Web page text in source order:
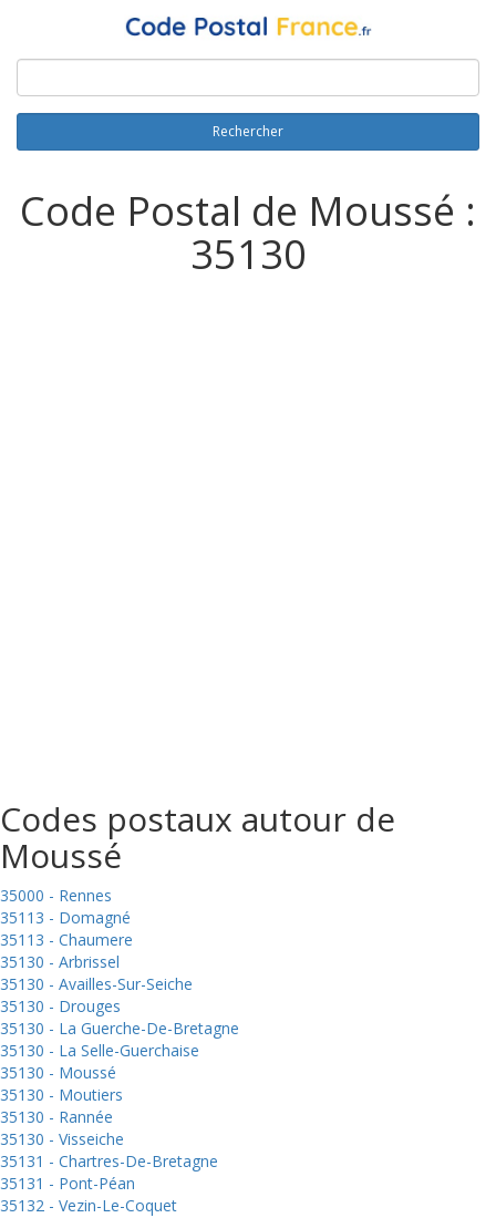
Rechercher
Code Postal de Moussé :
35130
Codes postaux autour de
Moussé
35000 - Rennes
35113 - Domagné
35113 - Chaumere
35130 - Arbrissel
35130 - Availles-Sur-Seiche
35130 - Drouges
35130 - La Guerche-De-Bretagne
35130 - La Selle-Guerchaise
35130 - Moussé
35130 - Moutiers
35130 - Rannée
35130 - Visseiche
35131 - Chartres-De-Bretagne
35131 - Pont-Péan
35132 - Vezin-Le-Coquet